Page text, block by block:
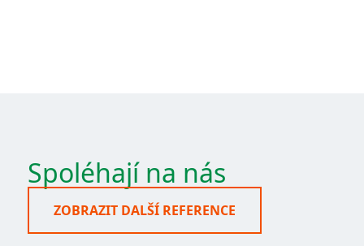
Spoléhají na nás
ZOBRAZIT DALŠÍ REFERENCE